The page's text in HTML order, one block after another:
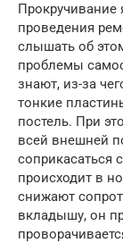
Прокручивание
проведения
слышать об
проблемы
знают, из-за
тонкие
постель. При
всей внешней
соприкасаться
происходит в
снижают
вкладышу, он